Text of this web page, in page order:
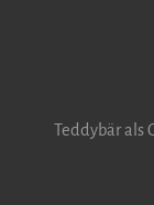
Teddybär als